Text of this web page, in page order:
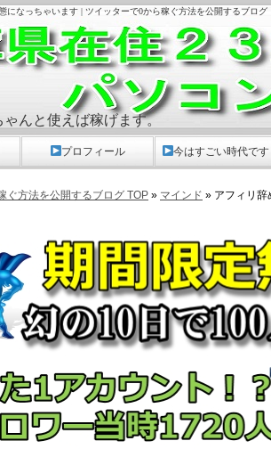
になっちゃいます | ツイッターで0から稼ぐ方法を公開するブログ
ぐ方法を公開するブログ TOP » マインド » アフィリ辞
んと使えば稼げます。
プロフィール 今はすごい時代です